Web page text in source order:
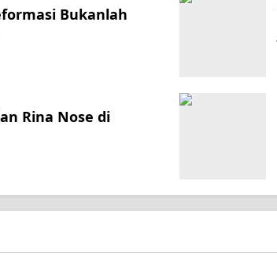
Bukanlah
Rina Nose di